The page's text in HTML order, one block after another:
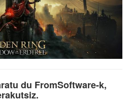
du FromSoftware-k,